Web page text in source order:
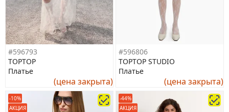
#596793
TOPTOP
Платье
(цена закрыта)
#596806
TOPTOP STUDIO
Платье
(цена закрыта)
-10%
АКЦИЯ
-44%
АКЦИЯ